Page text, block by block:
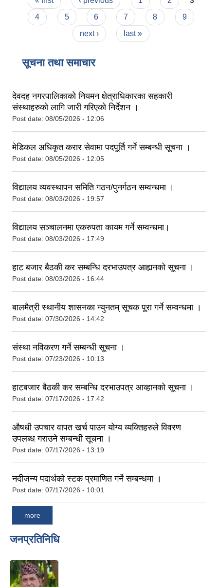
4
5 6 7 8
9
next ›
last »
सूचना तथा समाचार
देवदह नगरपालिकाको नियमन क्षेत्राधिकारका सहकारी
संस्थाहरुको लागि जारी गरिएको निर्देशन ।
Post date: 08/05/2026 - 12:06
मेडिकल अधिकृत करार सेवामा पदपूर्ति गर्ने सम्बन्धी सूचना ।
Post date: 08/05/2026 - 12:05
विद्यालय व्यवस्थापन समिति गठन/पुनर्गठन सम्वन्धमा ।
Post date: 08/03/2026 - 19:57
विद्यालय सञ्चालनमा एकरुपता कायम गर्ने सम्वन्धमा।
Post date: 08/03/2026 - 17:49
हाट बजार बैठकी कर सम्बन्धि दरभाउपत्र आह्यनको सूचना ।
Post date: 08/03/2026 - 16:44
बालमैत्री स्थानीय शासनका न्युनतम् सूचक पूरा गर्ने सम्वन्धमा ।
Post date: 07/30/2026 - 14:42
संस्था नविकरण गर्ने सम्बन्धी सूचना ।
Post date: 07/23/2026 - 10:13
हाटबजार बैठकी कर सम्बन्धि दरभाउपत्र आव्हानको सूचना ।
Post date: 07/17/2026 - 17:42
औषधी उपचार वापत खर्च पाउन योग्य व्यक्तिहरुले विवरण
उपलब्ध गराउने सम्बन्धी सूचना ।
Post date: 07/17/2026 - 13:19
नदीजन्य पदार्थको स्टक प्रमाणित गर्ने सम्बन्धमा ।
Post date: 07/17/2026 - 10:01
more
जनप्रतिनिधि